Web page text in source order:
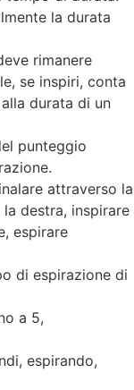
la durata
rimanere
se inspiri, conta
durata di un
punteggio
attraverso la
destra, inspirare
espirare
di espirazione di
a 5,
espirando,